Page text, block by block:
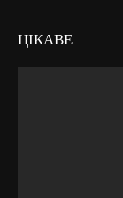
ЦІКАВЕ